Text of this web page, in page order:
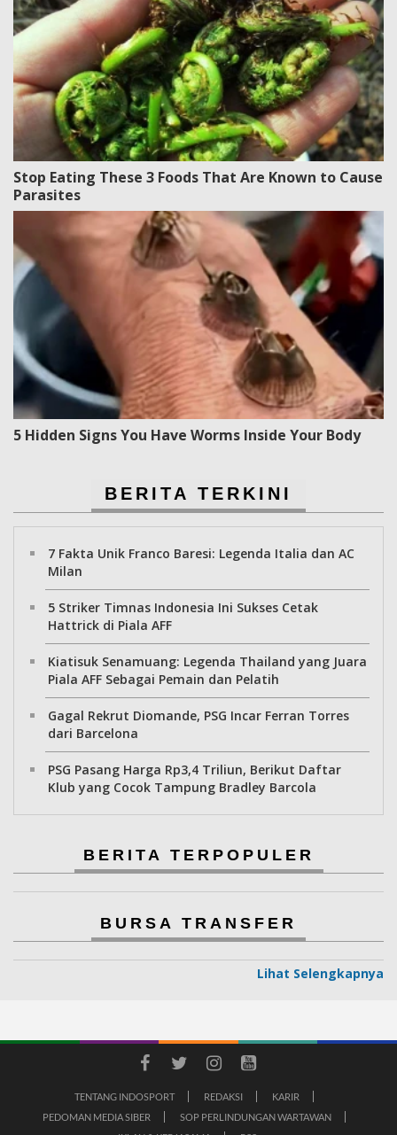
Stop Eating These 3 Foods That Are Known to Cause
Parasites
5 Hidden Signs You Have Worms Inside Your Body
BERITA TERKINI
7 Fakta Unik Franco Baresi: Legenda Italia dan AC
Milan
5 Striker Timnas Indonesia Ini Sukses Cetak
Hattrick di Piala AFF
Kiatisuk Senamuang: Legenda Thailand yang Juara
Piala AFF Sebagai Pemain dan Pelatih
Gagal Rekrut Diomande, PSG Incar Ferran Torres
dari Barcelona
PSG Pasang Harga Rp3,4 Triliun, Berikut Daftar
Klub yang Cocok Tampung Bradley Barcola
BERITA TERPOPULER
BURSA TRANSFER
Lihat Selengkapnya
TENTANG INDOSPORT REDAKSI
KARIR
PEDOMAN MEDIA SIBER
SOP PERLINDUNGAN WARTAWAN